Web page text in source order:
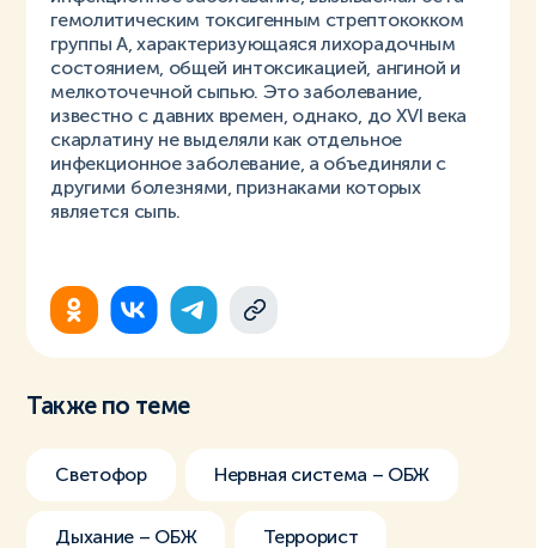
гемолитическим токсигенным стрептококком
группы А, характеризующаяся лихорадочным
состоянием, общей интоксикацией, ангиной и
мелкоточечной сыпью. Это заболевание,
известно с давних времен, однако, до XVI века
скарлатину не выделяли как отдельное
инфекционное заболевание, а объединяли с
другими болезнями, признаками которых
является сыпь.
Также по теме
Светофор Нервная система – ОБЖ
Дыхание – ОБЖ Террорист